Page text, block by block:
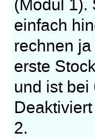
(Modul 1).
einfach
rechnen
erste
und ist
2.